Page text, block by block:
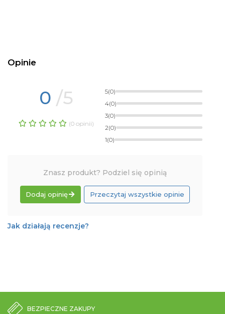
Opinie
0 /5
(0 opinii)
5(0)
4(0)
3(0)
2(0)
1(0)
Znasz produkt? Podziel się opinią
Dodaj opinię Przeczytaj wszystkie opinie
Jak działają recenzje?
BEZPIECZNE ZAKUPY